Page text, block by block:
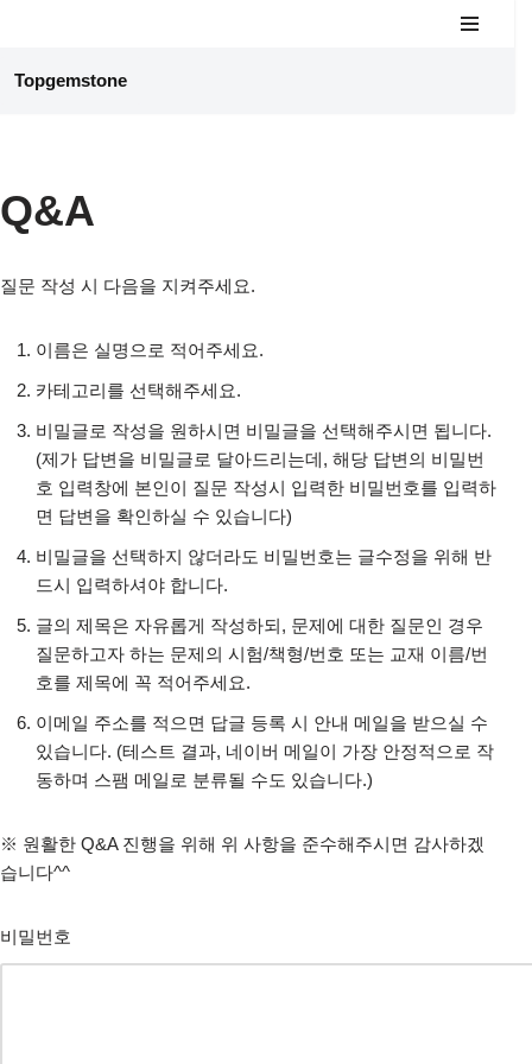
너
뛰
Topgemstone
Q&A
질문 작성 시 다음을 지켜주세요.
이름은 실명으로 적어주세요.
카테고리를 선택해주세요.
비밀글로 작성을 원하시면 비밀글을 선택해주시면 됩니다.
(제가 답변을 비밀글로 달아드리는데, 해당 답변의 비밀번
호 입력창에 본인이 질문 작성시 입력한 비밀번호를 입력하
면 답변을 확인하실 수 있습니다)
비밀글을 선택하지 않더라도 비밀번호는 글수정을 위해 반
드시 입력하셔야 합니다.
글의 제목은 자유롭게 작성하되, 문제에 대한 질문인 경우
질문하고자 하는 문제의 시험/책형/번호 또는 교재 이름/번
호를 제목에 꼭 적어주세요.
이메일 주소를 적으면 답글 등록 시 안내 메일을 받으실 수
있습니다. (테스트 결과, 네이버 메일이 가장 안정적으로 작
동하며 스팸 메일로 분류될 수도 있습니다.)
※ 원활한 Q&A 진행을 위해 위 사항을 준수해주시면 감사하겠
습니다^^
비밀번호